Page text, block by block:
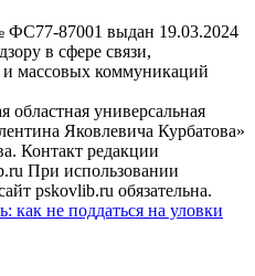
87001 выдан 19.03.2024
в сфере связи,
массовых коммуникаций
универсальная
Яковлевича Курбатова»
Контакт редакции
При использовании
pskovlib.ru обязательна.
как не поддаться на уловки